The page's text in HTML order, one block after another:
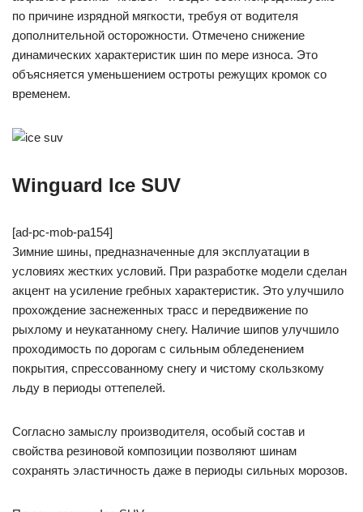
по причине изрядной мягкости, требуя от водителя
дополнительной осторожности. Отмечено снижение
динамических характеристик шин по мере износа. Это
объясняется уменьшением остроты режущих кромок со
временем.
Winguard Ice SUV
[ad-pc-mob-pa154]
Зимние шины, предназначенные для эксплуатации в
условиях жестких условий. При разработке модели сделан
акцент на усиление гребных характеристик. Это улучшило
прохождение заснеженных трасс и передвижение по
рыхлому и неукатанному снегу. Наличие шипов улучшило
проходимость по дорогам с сильным обледенением
покрытия, спрессованному снегу и чистому скользкому
льду в периоды оттепелей.
Согласно замыслу производителя, особый состав и
свойства резиновой композиции позволяют шинам
сохранять эластичность даже в периоды сильных морозов.